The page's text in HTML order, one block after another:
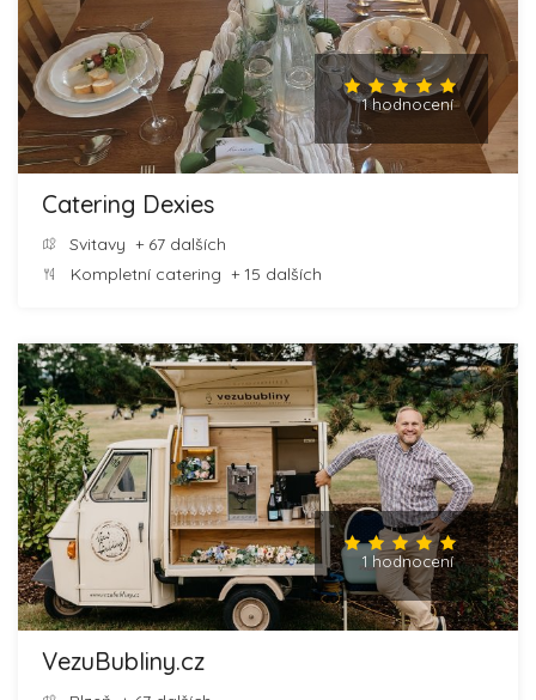
1 hodnocení
Catering Dexies
Svitavy + 67 dalších
Kompletní catering + 15 dalších
1 hodnocení
VezuBubliny.cz